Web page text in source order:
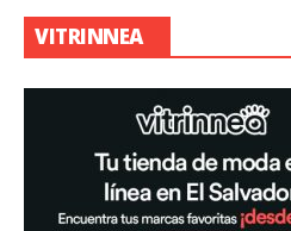
VITRINNEA